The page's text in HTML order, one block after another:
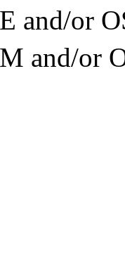
and/or
and/or